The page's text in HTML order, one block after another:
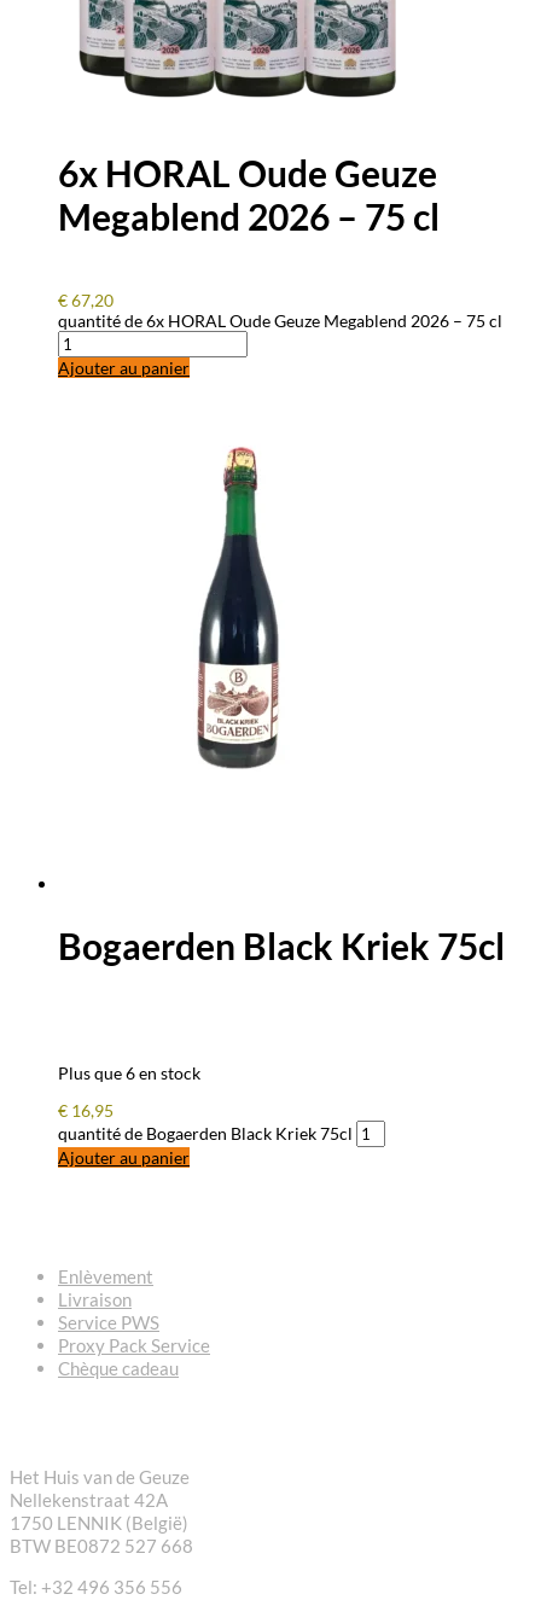
6x HORAL Oude Geuze
Megablend 2026 – 75 cl
€67,20
quantité de 6x HORAL Oude Geuze Megablend 2026 – 75 cl
Ajouter au panier
Bogaerden Black Kriek 75cl
Plus que 6 en stock
€ 16,95
quantité de Bogaerden Black Kriek 75cl
Ajouter au panier
Enlèvement
Livraison
Service PWS
Proxy Pack Service
Chèque cadeau
Het Huis van de Geuze
Nellekenstraat 42A
1750 LENNIK (België)
BTW BE0872 527 668
Tel: +32 496 356 556